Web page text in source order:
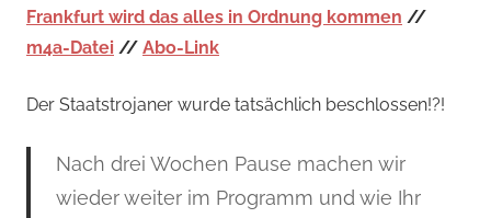
Frankfurt wird das alles in Ordnung kommen //
m4a-Datei // Abo-Link
Der Staatstrojaner wurde tatsächlich beschlossen!?!
Nach drei Wochen Pause machen wir
wieder weiter im Programm und wie Ihr